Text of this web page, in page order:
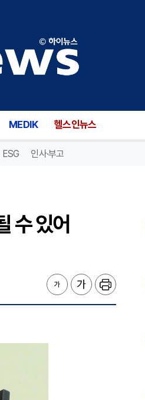
MEDIK 헬스인뉴스
ESG 인사·부고
수 있어